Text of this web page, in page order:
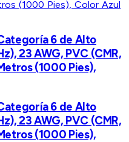
6 de Alto
23 AWG, PVC (CMR,
(1000 Pies),
6 de Alto
23 AWG, PVC (CMR,
(1000 Pies),